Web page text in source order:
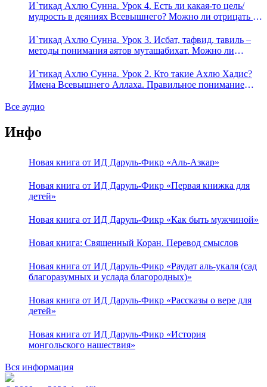
И`тикад Ахлю Сунна. Урок 4. Есть ли какая-то цель/
мудрость в деяниях Всевышнего? Можно ли отрицать в
пришло в Коране и Сунне? Концепция ибн Таймийи
И`тикад Ахлю Сунна. Урок 3. Исбат, тафвид, тавиль –
методы понимания аятов муташабихат. Можно ли
означает утверждение сифата «биля кейфа» (без образа)?
И`тикад Ахлю Сунна. Урок 2. Кто такие Ахлю Хадис?
Имена Всевышнего Аллаха. Правильное понимание
Все аудио
Инфо
Новая книга от ИД Даруль-Фикр «Аль-Азкар»
Новая книга от ИД Даруль-Фикр «Первая книжка для
детей»
Новая книга от ИД Даруль-Фикр «Как быть мужчиной»
Новая книга: Священный Коран. Перевод смыслов
Новая книга от ИД Даруль-Фикр «Раудат аль-укаля (cад
благоразумных и услада благородных)»
Новая книга от ИД Даруль-Фикр «Рассказы о вере для
детей»
Новая книга от ИД Даруль-Фикр «История
монгольского нашествия»
Вся информация